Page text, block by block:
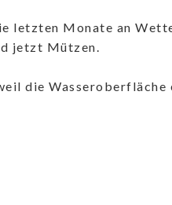
letzten Monate an
jetzt Mützen.
die Wasseroberfläche